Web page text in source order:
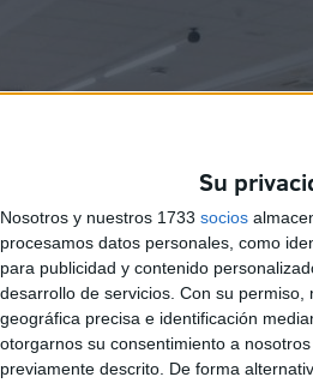
Su
Nosotros y nuestros 1733 socios
procesamos datos personales, como
para publicidad y contenido
desarrollo de servicios. Con su permiso,
geográfica precisa e identificación
otorgarnos su consentimiento a
previamente descrito. De forma